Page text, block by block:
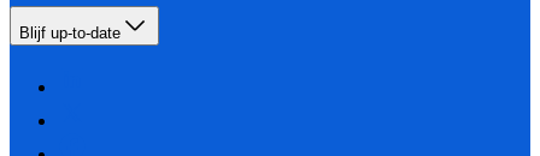
Blijf up-to-date